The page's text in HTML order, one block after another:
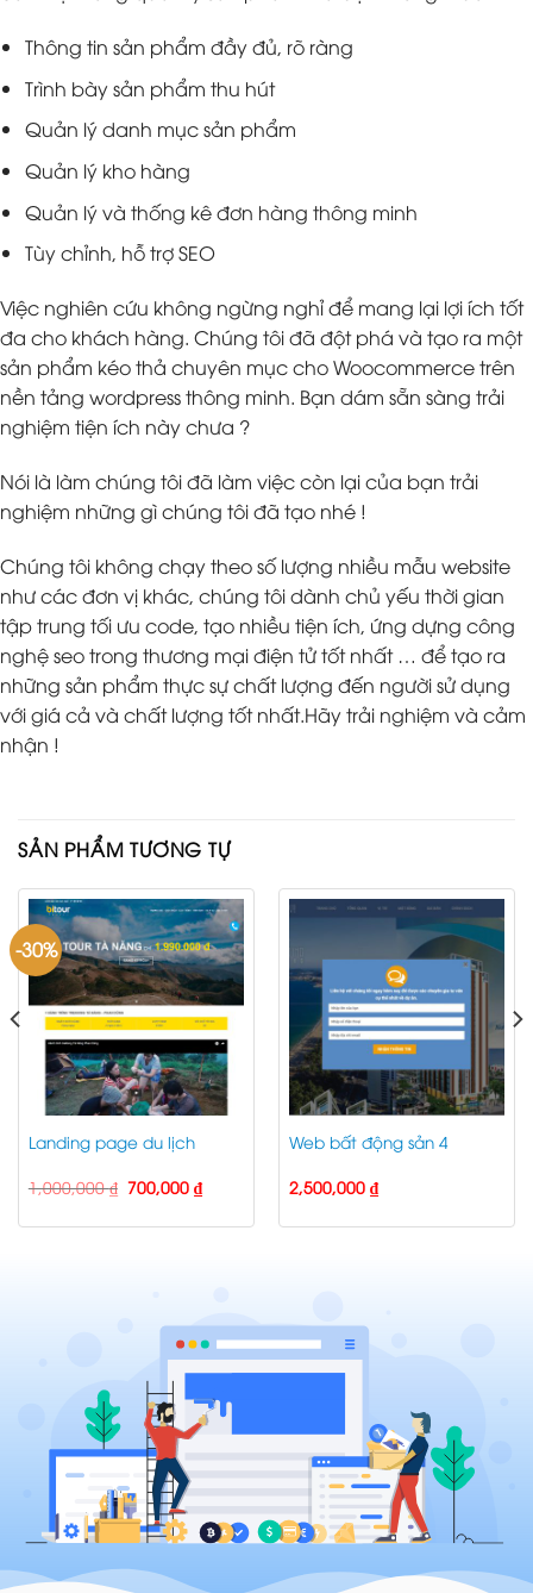
Thông tin sản phẩm đầy đủ, rõ ràng
Trình bày sản phẩm thu hút
Quản lý danh mục sản phẩm
Quản lý kho hàng
Quản lý và thống kê đơn hàng thông minh
Tùy chỉnh, hỗ trợ SEO
Việc nghiên cứu không ngừng nghỉ để mang lại lợi ích tốt
đa cho khách hàng. Chúng tôi đã đột phá và tạo ra một
sản phẩm kéo thả chuyên mục cho Woocommerce trên
nền tảng wordpress thông minh. Bạn dám sẵn sàng trải
nghiệm tiện ích này chưa ?
Nói là làm chúng tôi đã làm việc còn lại của bạn trải
nghiệm những gì chúng tôi đã tạo nhé !
Chúng tôi không chạy theo số lượng nhiều mẫu website
như các đơn vị khác, chúng tôi dành chủ yếu thời gian
tập trung tối ưu code, tạo nhiều tiện ích, ứng dựng công
nghệ seo trong thương mại điện tử tốt nhất … để tạo ra
những sản phẩm thực sự chất lượng đến người sử dụng
với giá cả và chất lượng tốt nhất.Hãy trải nghiệm và cảm
nhận !
SẢN PHẨM TƯƠNG TỰ
-30%
Landing page du lịch
1,000,000₫ Giá
gốc
1,000,000 ₫.
700,000 ₫Giá
hiện
là:
Web bất động sản 4
2,500,000 ₫